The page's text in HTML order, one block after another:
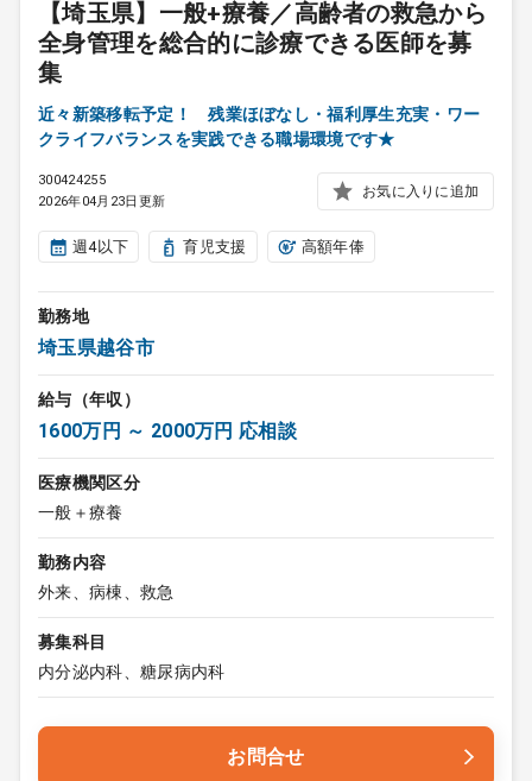
【埼玉県】一般+療養／高齢者の救急から
全身管理を総合的に診療できる医師を募
集
近々新築移転予定！ 残業ほぼなし・福利厚生充実・ワー
クライフバランスを実践できる職場環境です★
300424255
2026年04月23日更新
お気に入りに追加
週4以下 育児支援 高額年俸
勤務地
埼玉県越谷市
給与（年収）
1600万円 ～ 2000万円 応相談
医療機関区分
一般＋療養
勤務内容
外来、病棟、救急
募集科目
内分泌内科、糖尿病内科
お問合せ